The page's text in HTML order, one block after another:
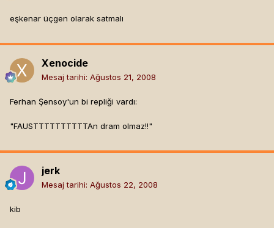
eşkenar üçgen olarak satmalı
Xenocide
Mesaj tarihi: Ağustos 21, 2008
Ferhan Şensoy'un bi repliği vardı:
"FAUSTTTTTTTTTTAn dram olmaz!!"
jerk
Mesaj tarihi: Ağustos 22, 2008
kib